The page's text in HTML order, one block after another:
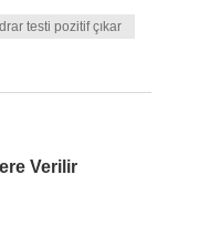
testi pozitif çıkar
Verilir